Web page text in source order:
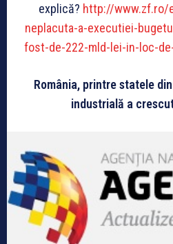
explică? http://www.zf.ro/
neplacuta-a-executiei-
fost-de-222-mld-lei-in-loc-
România, printre statele
industrială a